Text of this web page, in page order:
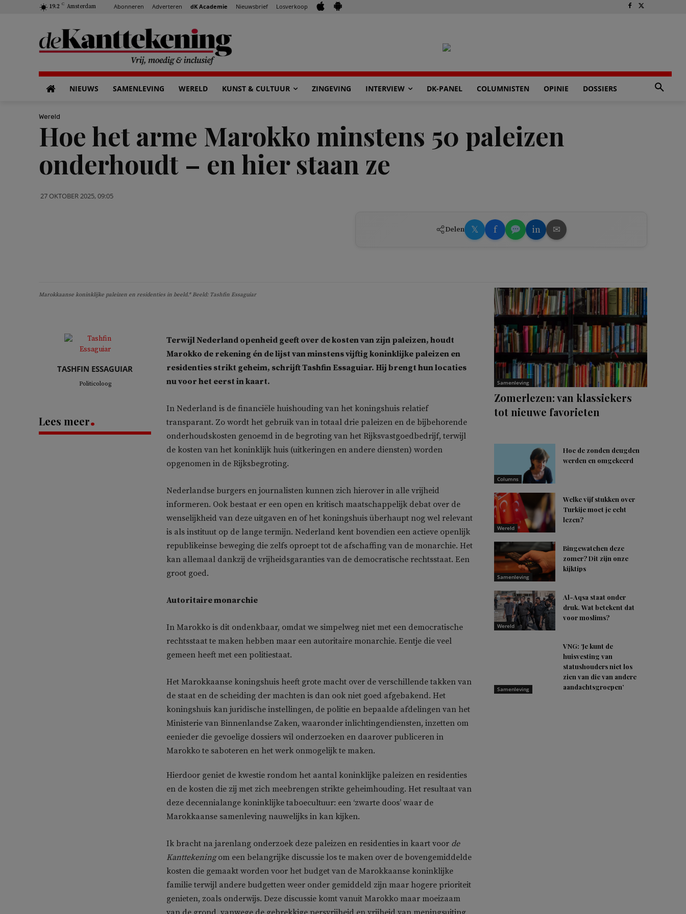
19.2 C Amsterdam Abonneren Adverteren dK Academie Nieuwsbrief Losverkoop
NIEUWS SAMENLEVING WERELD KUNST & CULTUUR ZINGEVING INTERVIEW DK-PANEL COLUMNISTEN OPINIE DOSSIERS
Wereld
Hoe het arme Marokko minstens 50 paleizen
onderhoudt – en hier staan ze
27 OKTOBER 2025, 09:05
Delen 𝕏 f in ✉
Marokkaanse koninklijke paleizen en residenties in beeld.* Beeld: Tashfin Essaguiar
TASHFIN ESSAGUIAR
Politicoloog
Lees meer
Terwijl Nederland openheid geeft over de kosten van zijn paleizen, houdt
Marokko de rekening én de lijst van minstens vijftig koninklijke paleizen en
residenties strikt geheim, schrijft Tashfin Essaguiar. Hij brengt hun locaties
nu voor het eerst in kaart.
In Nederland is de financiële huishouding van het koningshuis relatief
transparant. Zo wordt het gebruik van in totaal drie paleizen en de bijbehorende
onderhoudskosten genoemd in de begroting van het Rijksvastgoedbedrijf, terwijl
de kosten van het koninklijk huis (uitkeringen en andere diensten) worden
opgenomen in de Rijksbegroting.
Nederlandse burgers en journalisten kunnen zich hierover in alle vrijheid
informeren. Ook bestaat er een open en kritisch maatschappelijk debat over de
wenselijkheid van deze uitgaven en of het koningshuis überhaupt nog wel relevant
is als instituut op de lange termijn. Nederland kent bovendien een actieve openlijk
republikeinse beweging die zelfs oproept tot de afschaffing van de monarchie. Het
kan allemaal dankzij de vrijheidsgaranties van de democratische rechtsstaat. Een
groot goed.
Autoritaire monarchie
In Marokko is dit ondenkbaar, omdat we simpelweg niet met een democratische
rechtsstaat te maken hebben maar een autoritaire monarchie. Eentje die veel
gemeen heeft met een politiestaat.
Het Marokkaanse koningshuis heeft grote macht over de verschillende takken van
de staat en de scheiding der machten is dan ook niet goed afgebakend. Het
koningshuis kan juridische instellingen, de politie en bepaalde afdelingen van het
Ministerie van Binnenlandse Zaken, waaronder inlichtingendiensten, inzetten om
eenieder die gevoelige dossiers wil onderzoeken en daarover publiceren in
Marokko te saboteren en het werk onmogelijk te maken.
Hierdoor geniet de kwestie rondom het aantal koninklijke paleizen en residenties
en de kosten die zij met zich meebrengen strikte geheimhouding. Het resultaat van
deze decennialange koninklijke taboecultuur: een ‘zwarte doos’ waar de
Marokkaanse samenleving nauwelijks in kan kijken.
Ik bracht na jarenlang onderzoek deze paleizen en residenties in kaart voor de
Kanttekeningom een belangrijke discussie los te maken over de bovengemiddelde
kosten die gemaakt worden voor het budget van de Marokkaanse koninklijke
familie terwijl andere budgetten weer onder gemiddeld zijn maar hogere prioriteit
genieten, zoals onderwijs. Deze discussie komt vanuit Marokko maar moeizaam
Samenleving
Zomerlezen: van klassiekers
tot nieuwe favorieten
Columns
Hoe de zonden deugden
werden en omgekeerd
Wereld
Welke vijf stukken over
Turkije moet je echt
lezen?
Samenleving
Bingewatchen deze
zomer? Dit zijn onze
kijktips
Wereld
Al-Aqsa staat onder
druk. Wat betekent dat
voor moslims?
Samenleving
VNG: ‘Je kunt de
huisvesting van
statushouders niet los
zien van die van andere
aandachtsgroepen’